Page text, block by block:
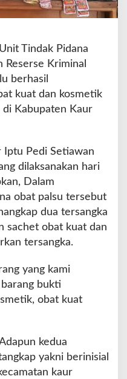
Unit Tindak Pidana
Reserse Kriminal
berhasil
kuat dan kosmetik
di Kabupaten Kaur
Iptu Pedi Setiawan
dilaksanakan hari
Dalam
obat palsu tersebut
dua tersangka
sachet obat kuat dan
tersangka.
yang kami
bukti
obat kuat
kedua
yakni berinisial
kaur